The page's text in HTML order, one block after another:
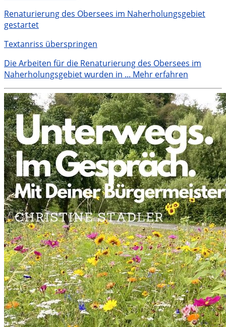
Renaturierung des Obersees im Naherholungsgebiet
gestartet
Textanriss überspringen
Die Arbeiten für die Renaturierung des Obersees im
Naherholungsgebiet wurden in ... Mehr erfahren